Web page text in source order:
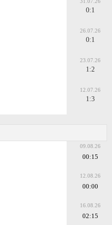
0:1
26.07.26
0:1
23.07.26
1:2
12.07.26
1:3
09.08.26
00:15
12.08.26
00:00
16.08.26
02:15